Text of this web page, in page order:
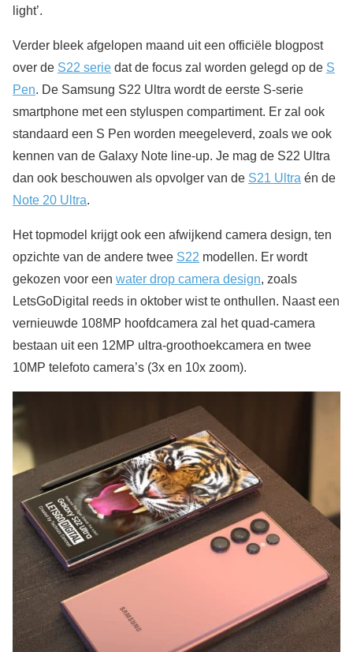
light’.
Verder bleek afgelopen maand uit een officiële blogpost
over de S22 serie dat de focus zal worden gelegd op de S
Pen. De Samsung S22 Ultra wordt de eerste S-serie
smartphone met een styluspen compartiment. Er zal ook
standaard een S Pen worden meegeleverd, zoals we ook
kennen van de Galaxy Note line-up. Je mag de S22 Ultra
dan ook beschouwen als opvolger van de S21 Ultra én de
Note 20 Ultra.
Het topmodel krijgt ook een afwijkend camera design, ten
opzichte van de andere twee S22 modellen. Er wordt
gekozen voor een water drop camera design, zoals
LetsGoDigital reeds in oktober wist te onthullen. Naast een
vernieuwde 108MP hoofdcamera zal het quad-camera
bestaan uit een 12MP ultra-groothoekcamera en twee
10MP telefoto camera’s (3x en 10x zoom).